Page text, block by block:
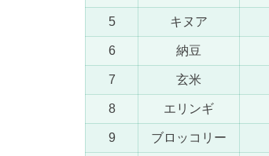
5 キヌア
6 納豆
7 玄米
8 エリンギ
9 ブロッコリー